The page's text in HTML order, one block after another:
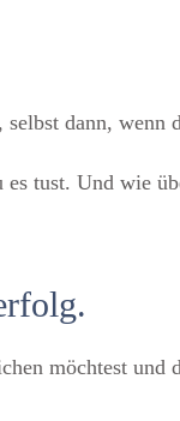
dann, wenn
tust. Und wie
möchtest und